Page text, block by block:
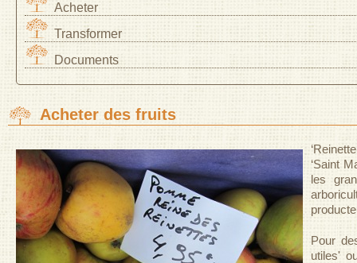
Acheter
Transformer
Documents
Acheter des fruits
‘Saint
les
Pour
utiles'